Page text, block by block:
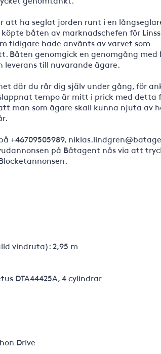
att ha seglat jorden runt i en
båten av marknadschefen för
tidigare hade använts av varvet som
Båten genomgick en genomgång med
leverans till nuvarande ägare.
där du rår dig själv under gång, för
tempo är mitt i prick med detta
man som ägare skall kunna njuta av
+46709505989,
på Båtagent nås via att
vindruta): 2,95 m
DTA44425A, 4 cylindrar
Drive